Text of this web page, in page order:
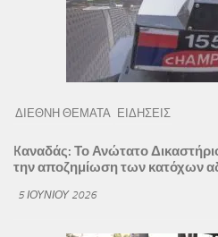
ΔΙΕΘΝΗ ΘΕΜΑΤΑ ΕΙΔΗΣΕΙΣ
Kαναδάς: Το Ανώτατο
την αποζημίωση των κατόχων
5 ΙΟΥΝΊΟΥ 2026